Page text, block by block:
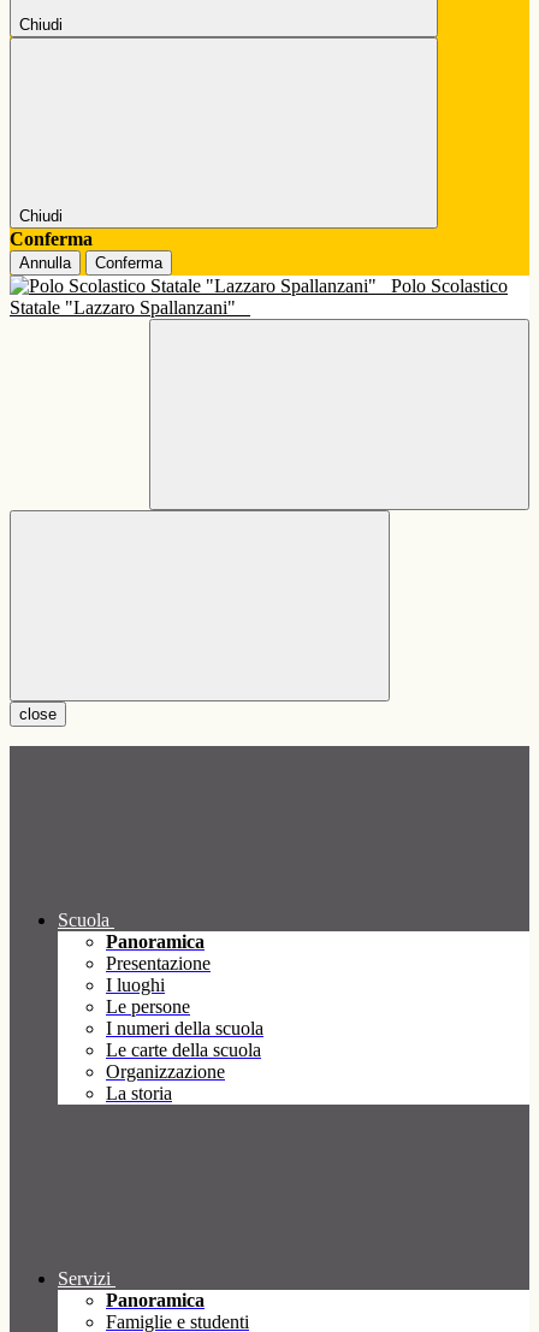
Chiudi
Chiudi
Conferma
Annulla Conferma
Polo Scolastico
Statale "Lazzaro Spallanzani"
close
Scuola
Panoramica
Presentazione
I luoghi
Le persone
I numeri della scuola
Le carte della scuola
Organizzazione
La storia
Servizi
Panoramica
Famiglie e studenti